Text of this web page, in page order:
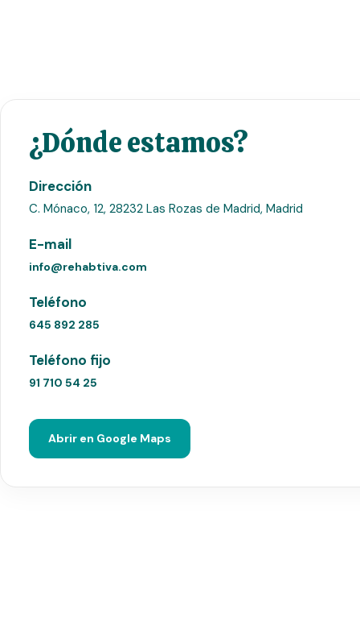
¿Dónde estamos?
Dirección
C. Mónaco, 12, 28232 Las Rozas de Madrid, Madrid
E-mail
info@rehabtiva.com
Teléfono
645 892 285
Teléfono fijo
91 710 54 25
Abrir en Google Maps